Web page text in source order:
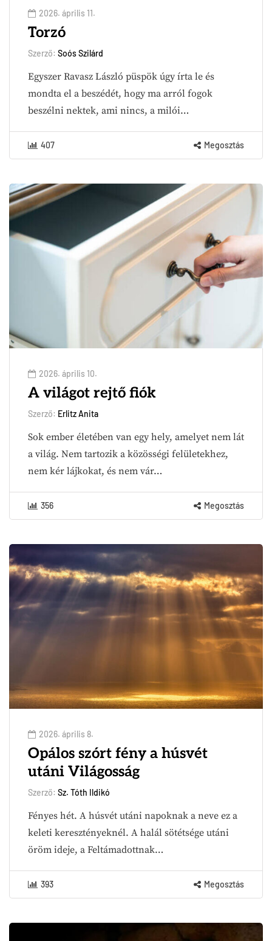
2026. április 11.
Torzó
Szerző: Soós Szilárd
Egyszer Ravasz László püspök úgy írta le és
mondta el a beszédét, hogy ma arról fogok
beszélni nektek, ami nincs, a milói…
407 Megosztás
2026. április 10.
A világot rejtő fiók
Szerző: Erlitz Anita
Sok ember életében van egy hely, amelyet nem lát
a világ. Nem tartozik a közösségi felületekhez,
nem kér lájkokat, és nem vár…
356 Megosztás
2026. április 8.
Opálos szórt fény a húsvét
utáni Világosság
Szerző: Sz. Tóth Ildikó
Fényes hét. A húsvét utáni napoknak a neve ez a
keleti keresztényeknél. A halál sötétsége utáni
öröm ideje, a Feltámadottnak…
393 Megosztás